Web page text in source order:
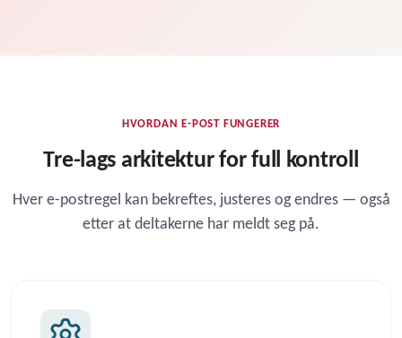
HVORDAN E-POST FUNGERER
Tre-lags arkitektur for full kontroll
Hver e-postregel kan bekreftes, justeres og endres — også
etter at deltakerne har meldt seg på.